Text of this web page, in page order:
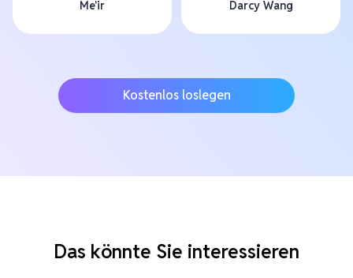
Me'ir Darcy Wang
Kostenlos loslegen
Das könnte Sie interessieren